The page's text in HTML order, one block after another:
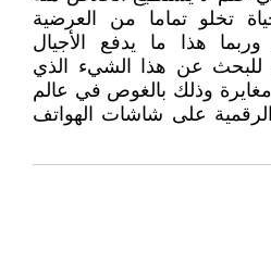
تخلو تماما من العرضية
وربما هذا ما يدفع الأجيال
للبحث عن هذا الشيء الذي
وذلك بالغوص في عالم
على شاشات الهواتف